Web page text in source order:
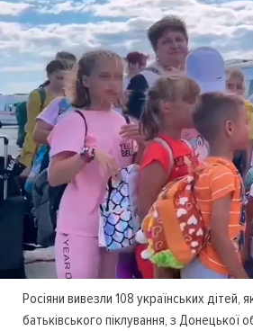
Росіяни вивезли 108 українських дітей,
батьківського піклування, з Донецької